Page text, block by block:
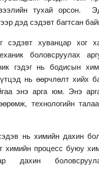
тухай орсон.
дэд сэдэвт багтсан
сэдэвт хуванцар хог
боловсруулах
гэдэг нь бодисын
нь өөрчлөлт хийх
энэ арга юм. Энэ
технологийн
нь химийн дахин
химийн процесс буюу
дахин